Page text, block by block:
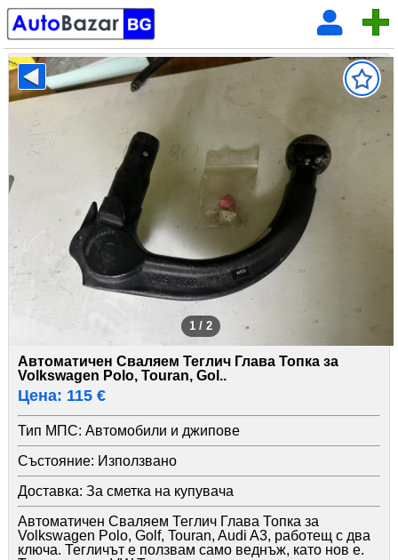
1 / 2
Автоматичен Сваляем Теглич Глава Топка за
Volkswagen Polo, Touran, Gol..
Цена: 115 €
Тип МПС: Автомобили и джипове
Състояние: Използвано
Доставка: За сметка на купувача
Автоматичен Сваляем Теглич Глава Топка за
Volkswagen Polo, Golf, Touran, Audi A3, работещ с два
ключа. Тегличът е ползвам само веднъж, като нов е.